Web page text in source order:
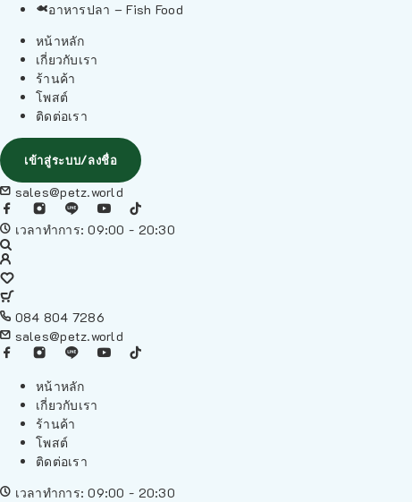
อาหารปลา – Fish Food
หน้าหลัก
เกี่ยวกับเรา
ร้านค้า
โพสต์
ติดต่อเรา
เข้าสู่ระบบ/ลงชื่อ
sales@petz.world
เวลาทำการ: 09:00 - 20:30
084 804 7286
sales@petz.world
หน้าหลัก
เกี่ยวกับเรา
ร้านค้า
โพสต์
ติดต่อเรา
เวลาทำการ: 09:00 - 20:30